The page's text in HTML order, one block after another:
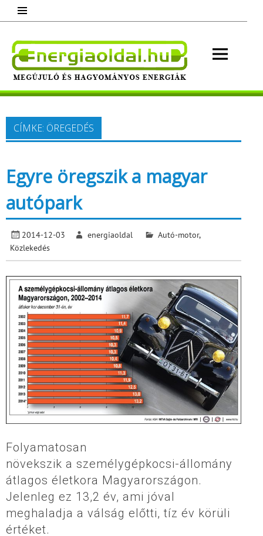
content
Megújuló és hagyományos energiák.
Minden, ami energia!
CÍMKE: ÖREGEDÉS
Egyre öregszik a magyar
autópark
2014-12-03 energiaoldal Autó-motor,
Közlekedés
Folyamatosan
növekszik a személygépkocsi-állomány
átlagos életkora Magyarországon.
Jelenleg ez 13,2 év, ami jóval
meghaladja a válság előtti, tíz év körüli
értéket.